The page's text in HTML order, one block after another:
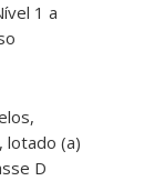
1 a
lotado (a)
D